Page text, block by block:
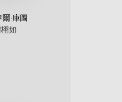
·庫圖
如
夫曼